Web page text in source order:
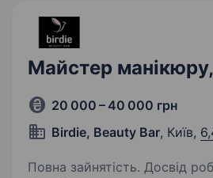
Майстер
20 000 – 40 000 грн
Birdie, Beauty Bar, Київ,
Повна зайнятість. Досвід